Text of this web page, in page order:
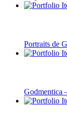
Portraits de
Godmentica